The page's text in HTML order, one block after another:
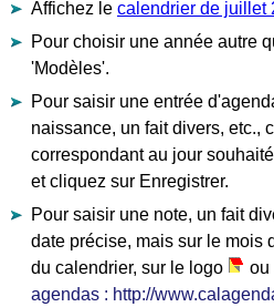
Affichez le calendrier de juillet
Pour choisir une année autre
'Modèles'.
Pour saisir une entrée
naissance, un fait divers, etc.,
correspondant au jour
et cliquez sur Enregistrer.
Pour saisir une note, un fait
date précise, mais sur le mois
du calendrier, sur le logo
ou
agendas : http://